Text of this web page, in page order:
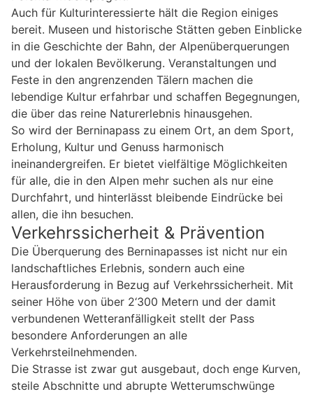
Auch für Kulturinteressierte hält die Region einiges
bereit. Museen und historische Stätten geben Einblicke
in die Geschichte der Bahn, der Alpenüberquerungen
und der lokalen Bevölkerung. Veranstaltungen und
Feste in den angrenzenden Tälern machen die
lebendige Kultur erfahrbar und schaffen Begegnungen,
die über das reine Naturerlebnis hinausgehen.
So wird der Berninapass zu einem Ort, an dem Sport,
Erholung, Kultur und Genuss harmonisch
ineinandergreifen. Er bietet vielfältige Möglichkeiten
für alle, die in den Alpen mehr suchen als nur eine
Durchfahrt, und hinterlässt bleibende Eindrücke bei
allen, die ihn besuchen.
Verkehrssicherheit & Prävention
Die Überquerung des Berninapasses ist nicht nur ein
landschaftliches Erlebnis, sondern auch eine
Herausforderung in Bezug auf Verkehrssicherheit. Mit
seiner Höhe von über 2‘300 Metern und der damit
verbundenen Wetteranfälligkeit stellt der Pass
besondere Anforderungen an alle
Verkehrsteilnehmenden.
Die Strasse ist zwar gut ausgebaut, doch enge Kurven,
steile Abschnitte und abrupte Wetterumschwünge